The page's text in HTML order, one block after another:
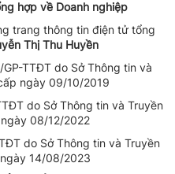
hợp về Doanh nghiệp
trang thông tin điện tử tổng
Thị Thu Huyền
TTĐT do Sở Thông tin và
ngày 09/10/2019
do Sở Thông tin và Truyền
08/12/2022
do Sở Thông tin và Truyền
14/08/2023